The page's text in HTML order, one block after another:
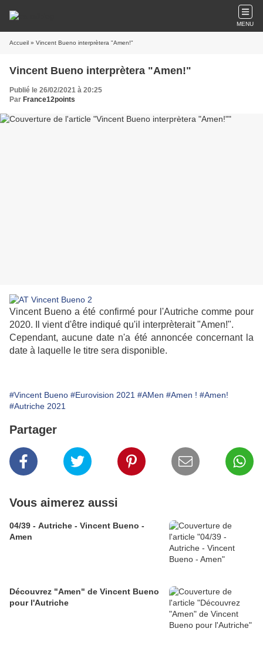
MENU
Accueil » Vincent Bueno interprètera "Amen!"
Vincent Bueno interprètera "Amen!"
Publié le 26/02/2021 à 20:25
Par France12points
Vincent Bueno a été confirmé pour l'Autriche comme pour
2020. Il vient d'être indiqué qu'il interprèterait "Amen!".
Cependant, aucune date n'a été annoncée concernant la
date à laquelle le titre sera disponible.
#Vincent Bueno #Eurovision 2021 #AMen #Amen ! #Amen!
#Autriche 2021
Partager
Vous aimerez aussi
04/39 - Autriche - Vincent Bueno -
Amen
Découvrez "Amen" de Vincent Bueno
pour l'Autriche